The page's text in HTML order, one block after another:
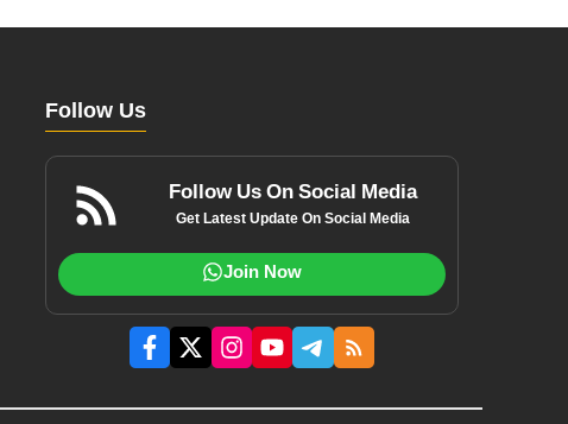
Follow Us
Follow Us On Social Media
Get Latest Update On Social Media
Join Now